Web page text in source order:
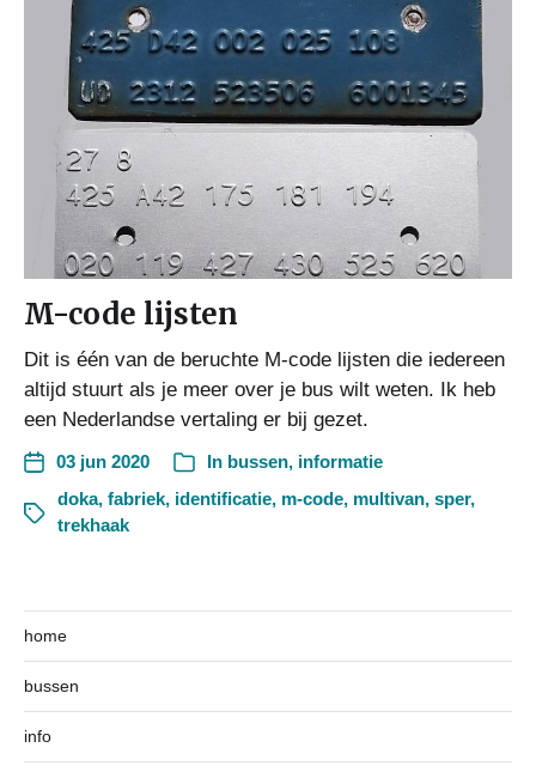
M-code lijsten
Dit is één van de beruchte M-code lijsten die iedereen
altijd stuurt als je meer over je bus wilt weten. Ik heb
een Nederlandse vertaling er bij gezet.
03 jun 2020 In bussen, informatie
doka, fabriek, identificatie, m-code, multivan, sper,
trekhaak
home
bussen
info